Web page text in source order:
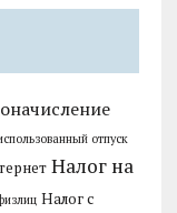
отпуск
Налог на
Налог с